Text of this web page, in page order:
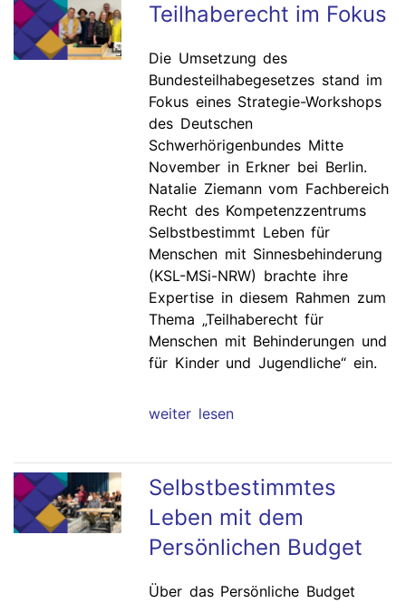
Teilhaberecht im Fokus
Die Umsetzung des
Bundesteilhabegesetzes stand im
Fokus eines Strategie-Workshops
des Deutschen
Schwerhörigenbundes Mitte
November in Erkner bei Berlin.
Natalie Ziemann vom Fachbereich
Recht des Kompetenzzentrums
Selbstbestimmt Leben für
Menschen mit Sinnesbehinderung
(KSL-MSi-NRW) brachte ihre
Expertise in diesem Rahmen zum
Thema „Teilhaberecht für
Menschen mit Behinderungen und
für Kinder und Jugendliche“ ein.
weiter lesen
Selbstbestimmtes
Leben mit dem
Persönlichen Budget
Über das Persönliche Budget